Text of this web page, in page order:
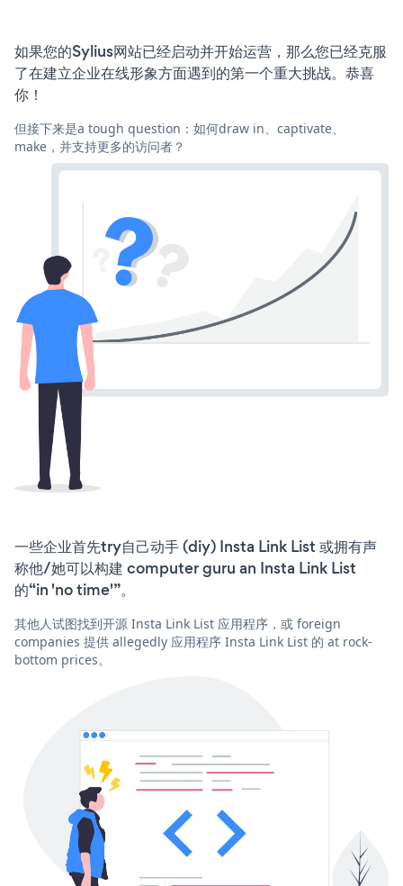
如果您的Sylius网站已经启动并开始运营，那么您已经克服
了在建立企业在线形象方面遇到的第一个重大挑战。恭喜
你！
但接下来是a tough question：如何draw in、captivate、
make，并支持更多的访问者？
一些企业首先try自己动手 (diy) Insta Link List 或拥有声
称他/她可以构建 computer guru an Insta Link List
的“in 'no time'”。
其他人试图找到开源 Insta Link List 应用程序，或 foreign
companies 提供 allegedly 应用程序 Insta Link List 的 at rock-
bottom prices。